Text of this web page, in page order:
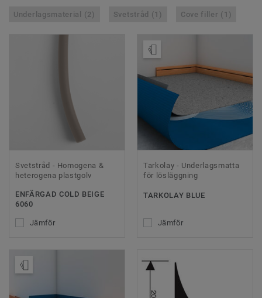
Underlagsmaterial (2) Svetstråd (1) Cove filler (1)
Svetstråd - Homogena &
heterogena plastgolv
ENFÄRGAD COLD BEIGE
6060
Jämför
Tarkolay - Underlagsmatta
för lösläggning
TARKOLAY BLUE
Jämför